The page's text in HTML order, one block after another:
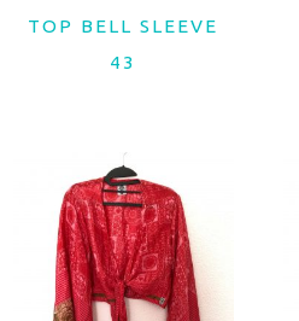
LER MAIS
TOP BELL SLEEVE
43